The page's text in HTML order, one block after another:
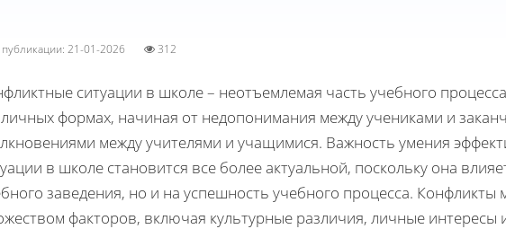
публикации: 21-01-2026 312
ситуации в школе – неотъемлемая часть учебного
формах, начиная от недопонимания между учениками и
между учителями и учащимися. Важность умения
в школе становится все более актуальной, поскольку она
заведения, но и на успешность учебного процесса. Конфликты
факторов, включая культурные различия, личные интересы